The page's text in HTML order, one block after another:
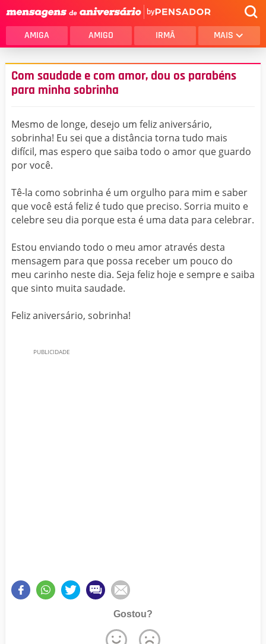
by
AMIGA AMIGO IRMÃ MAIS
Com saudade e com amor, dou os parabéns
para minha sobrinha
Mesmo de longe, desejo um feliz aniversário,
sobrinha! Eu sei que a distância torna tudo mais
difícil, mas espero que saiba todo o amor que guardo
por você.
Tê-la como sobrinha é um orgulho para mim e saber
que você está feliz é tudo que preciso. Sorria muito e
celebre seu dia porque esta é uma data para celebrar.
Estou enviando todo o meu amor através desta
mensagem para que possa receber um pouco do
meu carinho neste dia. Seja feliz hoje e sempre e saiba
que sinto muita saudade.
Feliz aniversário, sobrinha!
Gostou?